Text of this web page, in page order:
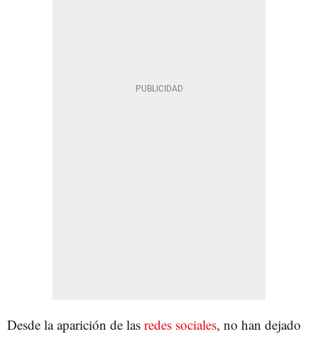
Desde la aparición de las redes sociales, no han dejado